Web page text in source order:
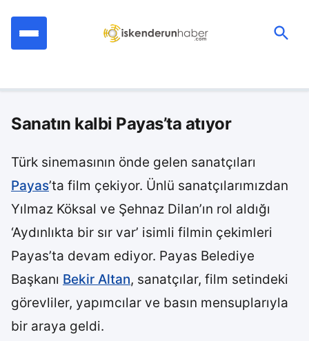
Sanatın kalbi Payas’ta atıyor
Türk sinemasının önde gelen sanatçıları
Payas’ta film çekiyor. Ünlü sanatçılarımızdan
Yılmaz Köksal ve Şehnaz Dilan’ın rol aldığı
‘Aydınlıkta bir sır var’ isimli filmin çekimleri
Payas’ta devam ediyor. Payas Belediye
Başkanı Bekir Altan, sanatçılar, film setindeki
görevliler, yapımcılar ve basın mensuplarıyla
bir araya geldi.